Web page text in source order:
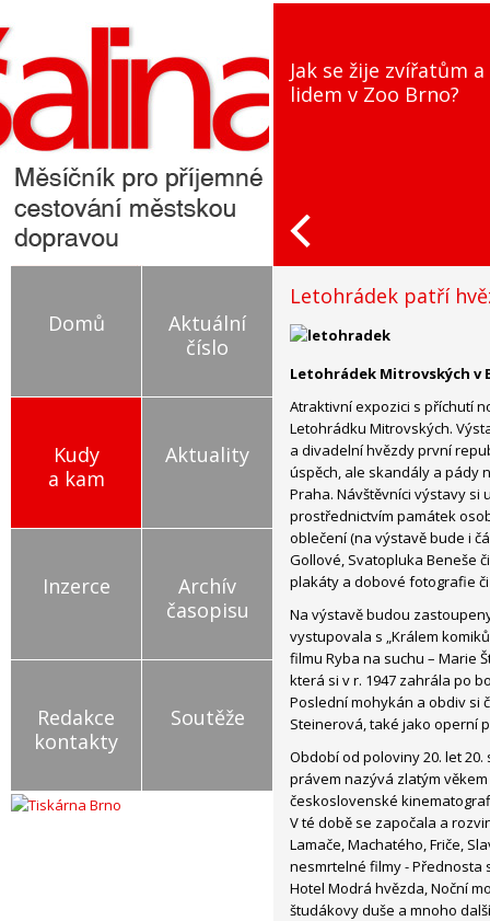
Jak se žije zvířatům a
lidem v Zoo Brno?
Domů
Aktuální
číslo
Kudy
a kam
Aktuality
Inzerce
Archív
časopisu
Redakce
kontakty
Soutěže
Letohrádek patří
Letohrádek Mitrovských v
Atraktivní expozici s příchutí
Letohrádku Mitrovských.
a divadelní hvězdy první
úspěch, ale skandály a pády
Praha. Návštěvníci výstavy si
prostřednictvím památek
oblečení (na výstavě bude i
Gollové, Svatopluka Beneše
plakáty a dobové fotografie
Na výstavě budou
vystupovala s „Králem
filmu Ryba na suchu – Marie
která si v r. 1947 zahrála po
Poslední mohykán a obdiv si
Steinerová, také jako operní
Období od poloviny 20. let 20.
právem nazývá zlatým věkem
československé
V té době se započala a
Lamače, Machatého, Friče,
nesmrtelné filmy - Přednosta
Hotel Modrá hvězda, Noční
študákovy duše a mnoho